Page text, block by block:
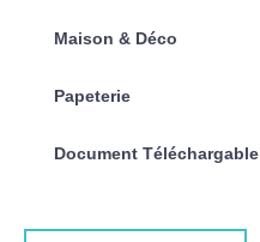
Maison & Déco
Papeterie
Document Téléchargable